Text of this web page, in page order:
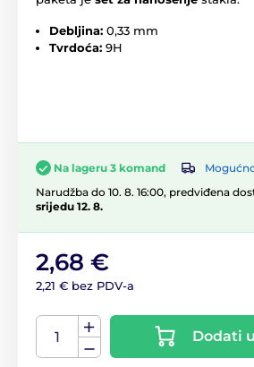
Debljina: 0,33 mm
Tvrdoća: 9H
Na lageru 3 komand
Narudžba do 10. 8. 16:00, predviđena
srijedu 12. 8.
2,68 €
2,21 € bez PDV-a
Dodati